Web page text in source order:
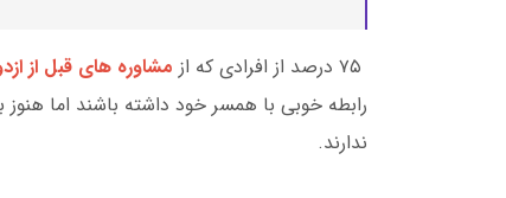
مشاوره های قبل از
رابطه خوبی با همسر خود داشته باشند اما هنوز
ندارند.